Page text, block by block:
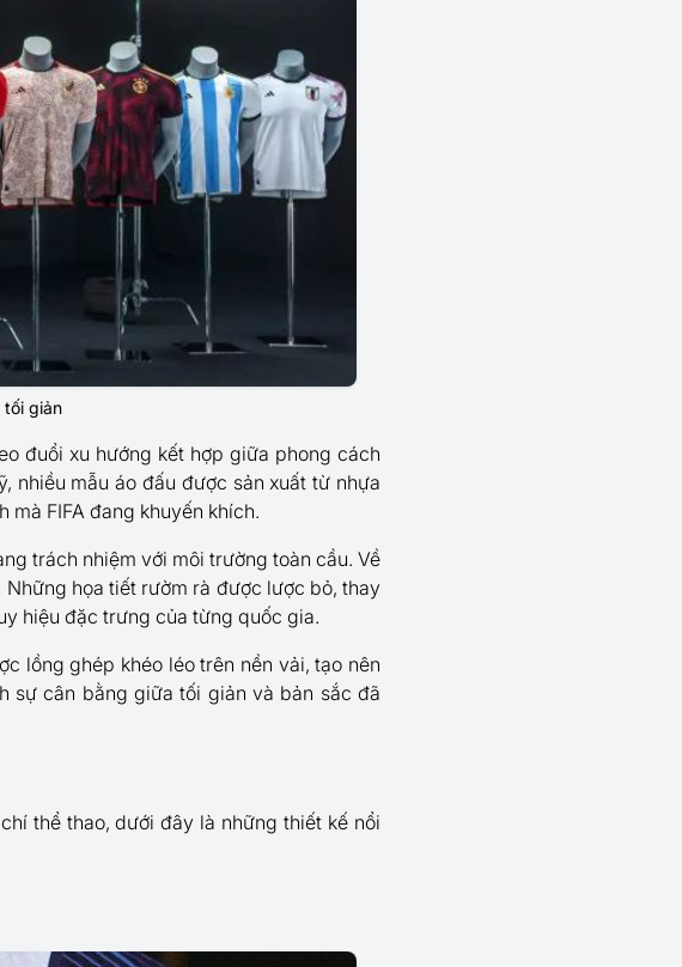
tối giản
đuổi xu hướng kết hợp giữa phong cách
nhiều mẫu áo đấu được sản xuất từ nhựa
FIFA đang khuyến khích.
trách nhiệm với môi trường toàn cầu. Về
họa tiết rườm rà được lược bỏ, thay
hiệu đặc trưng của từng quốc gia.
lồng ghép khéo léo trên nền vải, tạo nên
sự cân bằng giữa tối giản và bản sắc đã
thể thao, dưới đây là những thiết kế nổi